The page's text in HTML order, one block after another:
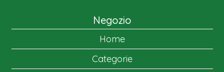
Negozio
Home
Categorie